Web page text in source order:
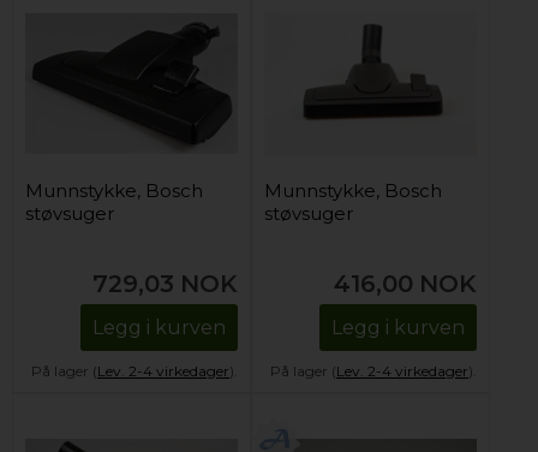
Munnstykke, Bosch
støvsuger
729,03 NOK
Legg i kurven
På lager (Lev. 2-4 virkedager).
Munnstykke, Bosch
støvsuger
416,00 NOK
Legg i kurven
På lager (Lev. 2-4 virkedager).